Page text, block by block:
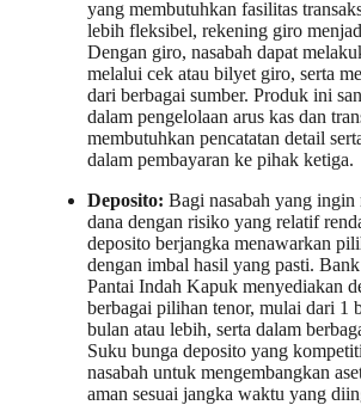
yang membutuhkan fasilitas
lebih fleksibel, rekening giro
Dengan giro, nasabah dapat
melalui cek atau bilyet giro, serta
dari berbagai sumber. Produk ini
dalam pengelolaan arus kas dan
membutuhkan pencatatan detail
dalam pembayaran ke pihak ketiga.
Deposito: Bagi nasabah yang ingin
dana dengan risiko yang relatif
deposito berjangka menawarkan
dengan imbal hasil yang pasti.
Pantai Indah Kapuk menyediakan
berbagai pilihan tenor, mulai dari 1
bulan atau lebih, serta dalam
Suku bunga deposito yang
nasabah untuk mengembangkan
aman sesuai jangka waktu yang